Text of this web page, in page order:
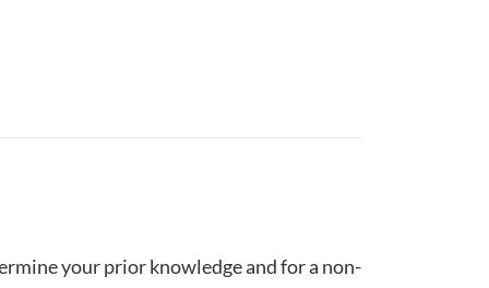
your prior knowledge and for a non-